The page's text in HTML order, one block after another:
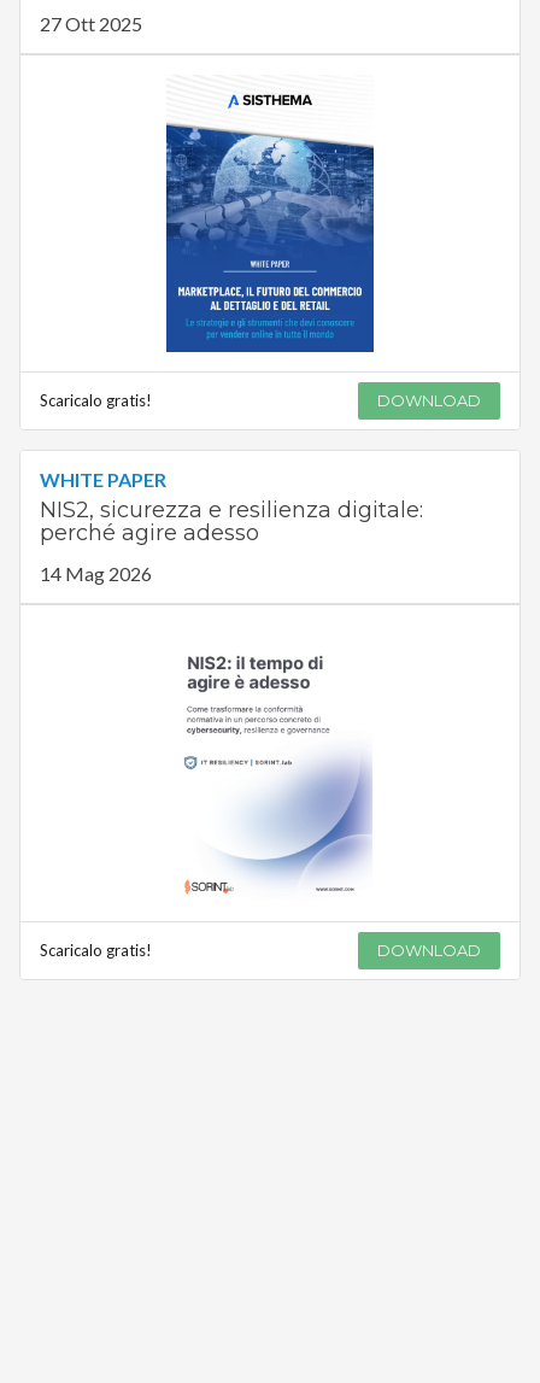
27 Ott 2025
Scaricalo gratis! DOWNLOAD
WHITE PAPER
NIS2, sicurezza e resilienza digitale:
perché agire adesso
14 Mag 2026
Scaricalo gratis! DOWNLOAD